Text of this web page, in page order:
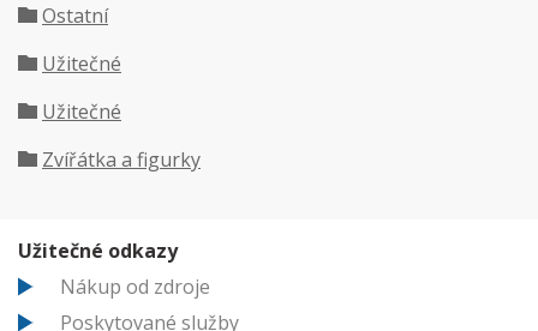
Ostatní
Užitečné
Užitečné
Zvířátka a figurky
Užitečné odkazy
Nákup od zdroje
Poskytované služby